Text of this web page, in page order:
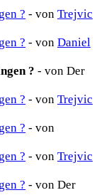
? - von Trejvic
? - von Daniel
? - von Der
? - von Trejvic
? - von
? - von Trejvic
? - von Der